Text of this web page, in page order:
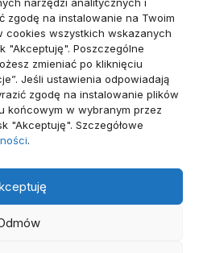
zgodę na instalowanie na Twoim
cookies wszystkich wskazanych
"Akceptuję". Poszczególne
zmieniać po kliknięciu
Jeśli ustawienia odpowiadają
zgodę na instalowanie plików
końcowym w wybranym przez
"Akceptuję". Szczegółowe
.